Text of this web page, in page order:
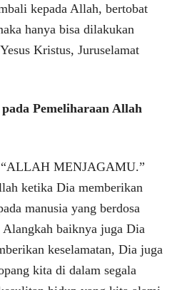
kepada Allah, bertobat
hanya bisa dilakukan
Kristus, Juruselamat
Pemeliharaan Allah
“ALLAH MENJAGAMU.”
ketika Dia memberikan
manusia yang berdosa
baiknya juga Dia
keselamatan, Dia juga
kita di dalam segala